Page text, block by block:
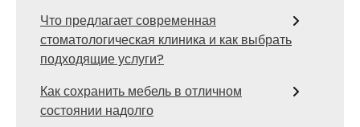
Что предлагает современная
стоматологическая клиника и как выбрать
подходящие услуги?
Как сохранить мебель в отличном
состоянии надолго